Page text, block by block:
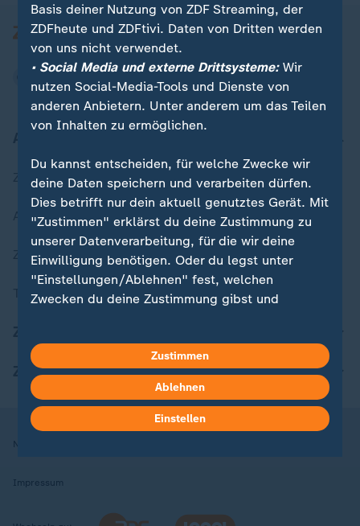
Zuletzt veröffentlicht
Aktuelle Sendungs-Videos
ZDFheute Stories
Themen im Überblick
ZDFheute Apps
Nutzungsbedingungen
Impressum
Basis deiner Nutzung von ZDF Streaming, der
ZDFheute und ZDFtivi. Daten von Dritten werden
von uns nicht verwendet.
• Social Media und externe Drittsysteme:Wir
nutzen Social-Media-Tools und Dienste von
anderen Anbietern. Unter anderem um das Teilen
von Inhalten zu ermöglichen.
Du kannst entscheiden, für welche Zwecke wir
deine Daten speichern und verarbeiten dürfen.
Dies betrifft nur dein aktuell genutztes Gerät. Mit
"Zustimmen" erklärst du deine Zustimmung zu
unserer Datenverarbeitung, für die wir deine
Einwilligung benötigen. Oder du legst unter
"Einstellungen/Ablehnen" fest, welchen
Zwecken du deine Zustimmung gibst und
in deinen Einstellungen widerrufen oder ändern.
Hier findest du das Impressum.
Weitere Informationen findest du in unserer
Datenschutzerklärung.
Zustimmen
Ablehnen
Einstellen